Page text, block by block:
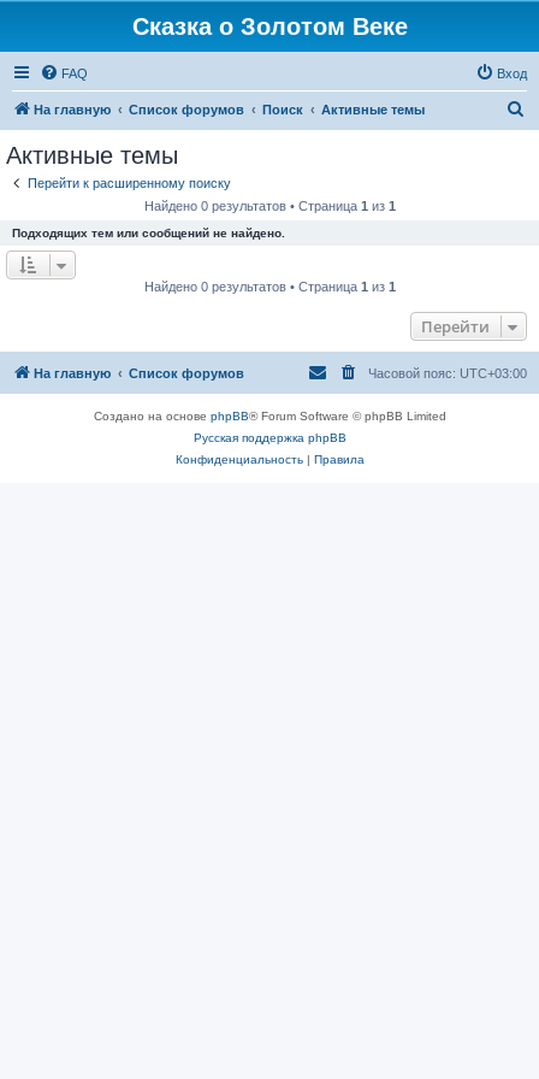
Сказка о Золотом Веке
FAQ Вход
На главную Список форумов Поиск Активные темы
Активные темы
Перейти к расширенному поиску
Найдено 0 результатов • Страница 1 из 1
Подходящих тем или сообщений не найдено.
Найдено 0 результатов • Страница 1 из 1
Перейти
На главную Список форумов Часовой пояс: UTC+03:00
Создано на основе phpBB® Forum Software © phpBB Limited
Русская поддержка phpBB
Конфиденциальность| Правила